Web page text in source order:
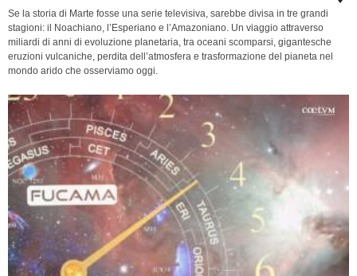
Se la storia di Marte fosse una serie televisiva, sarebbe divisa in tre grandi
stagioni: il Noachiano, l’Esperiano e l’Amazoniano. Un viaggio attraverso
miliardi di anni di evoluzione planetaria, tra oceani scomparsi, gigantesche
eruzioni vulcaniche, perdita dell’atmosfera e trasformazione del pianeta nel
mondo arido che osserviamo oggi.